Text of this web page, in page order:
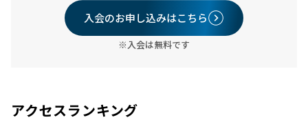
入会のお申し込みはこちら
※入会は無料です
アクセスランキング